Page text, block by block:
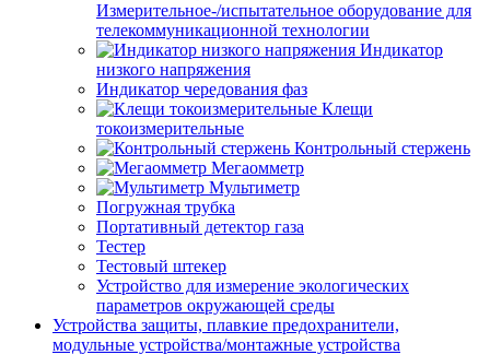
Измерительное-/испытательное оборудование для
телекоммуникационной технологии
Индикатор
низкого напряжения
Индикатор чередования фаз
Клещи
токоизмерительные
Контрольный стержень
Мегаомметр
Мультиметр
Погружная трубка
Портативный детектор газа
Тестер
Тестовый штекер
Устройство для измерение экологических
параметров окружающей среды
Устройства защиты, плавкие предохранители,
модульные устройства/монтажные устройства